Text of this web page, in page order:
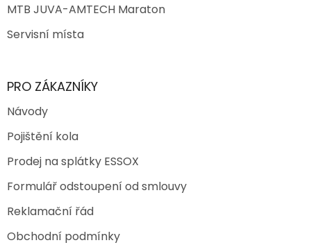
MTB JUVA-AMTECH Maraton
Servisní místa
PRO ZÁKAZNÍKY
Návody
Pojištění kola
Prodej na splátky ESSOX
Formulář odstoupení od smlouvy
Reklamační řád
Obchodní podmínky